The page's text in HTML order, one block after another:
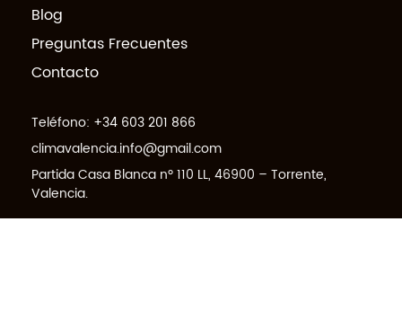
Blog
Preguntas Frecuentes
Contacto
Teléfono: +34 603 201 866
climavalencia.info@gmail.com
Partida Casa Blanca nº 110 LL, 46900 – Torrente,
Valencia.